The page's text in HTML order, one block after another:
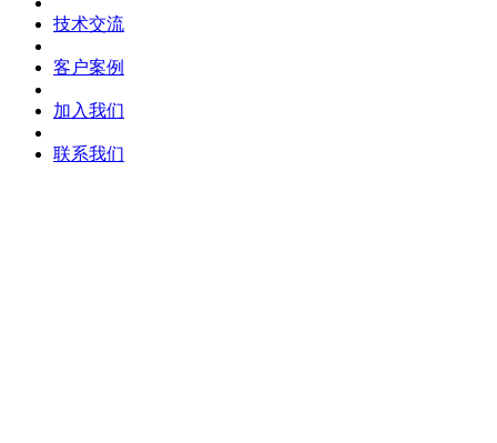
技术交流
客户案例
加入我们
联系我们